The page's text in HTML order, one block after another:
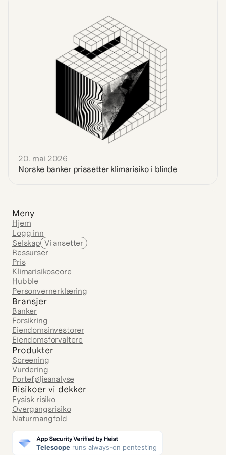
20. mai 2026
Norske banker prissetter klimarisiko i blinde
Meny
Hjem
Logg inn
Selskap Vi ansetter
Ressurser
Pris
Klimarisikoscore
Hubble
Personvernerklæring
Bransjer
Banker
Forsikring
Eiendomsinvestorer
Eiendomsforvaltere
Produkter
Screening
Vurdering
Porteføljeanalyse
Risikoer vi dekker
Overgangsrisiko
Fysisk risiko
Naturmangfold